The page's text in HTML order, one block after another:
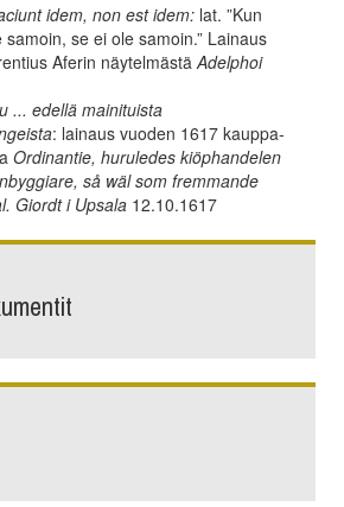
idem, non est idem:lat. ”Kun
samoin, se ei ole samoin.” Lainaus
Aferin näytelmästä Adelphoi
... edellä mainituista
: lainaus vuoden 1617 kauppa-
Ordinantie, huruledes kiöphandelen
så wäl som fremmande
Giordt i Upsala12.10.1617